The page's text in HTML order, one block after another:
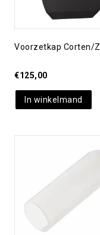
Voorzetkap Corten/
€125,00
In winkelmand